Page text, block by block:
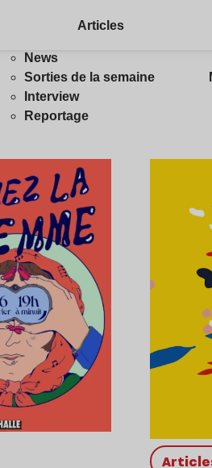
Articles
News
Sorties de la semaine
Interview
Reportage